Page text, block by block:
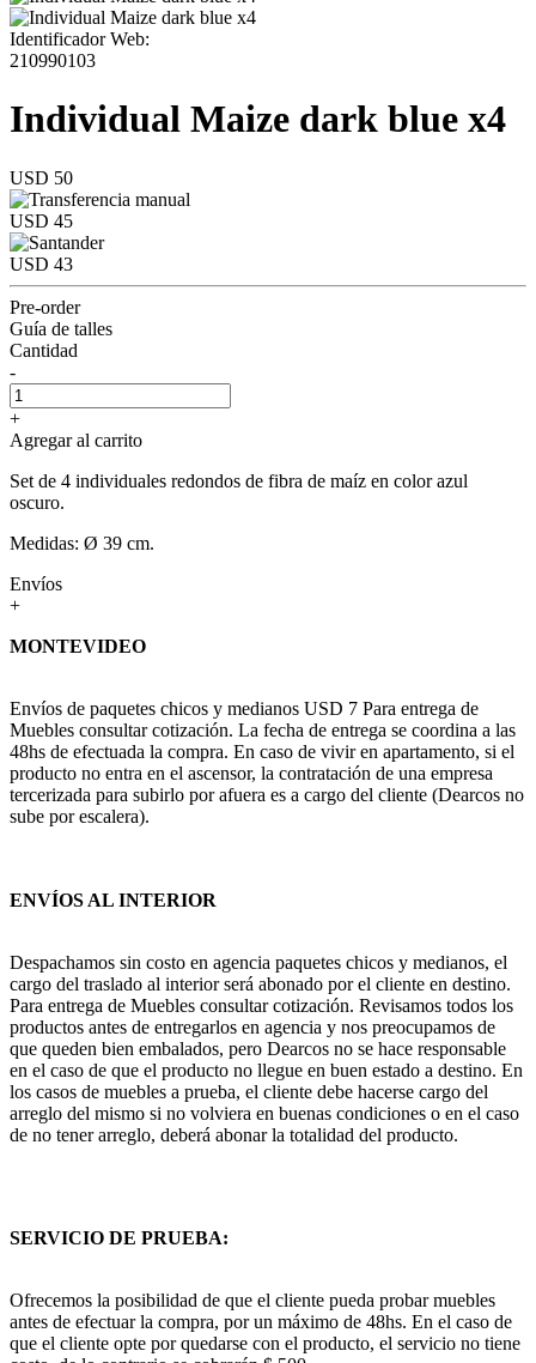
Identificador Web:
210990103
Individual Maize dark blue x4
USD 50
USD 45
USD 43
Pre-order
Guía de talles
Cantidad
-
+
Agregar al carrito
Set de 4 individuales redondos de fibra de maíz en color azul
oscuro.
Medidas: Ø 39 cm.
Envíos
+
MONTEVIDEO
Envíos de paquetes chicos y medianos USD 7 Para entrega de
Muebles consultar cotización. La fecha de entrega se coordina a las
48hs de efectuada la compra. En caso de vivir en apartamento, si el
producto no entra en el ascensor, la contratación de una empresa
tercerizada para subirlo por afuera es a cargo del cliente (Dearcos no
sube por escalera).
ENVÍOS AL INTERIOR
Despachamos sin costo en agencia paquetes chicos y medianos, el
cargo del traslado al interior será abonado por el cliente en destino.
Para entrega de Muebles consultar cotización. Revisamos todos los
productos antes de entregarlos en agencia y nos preocupamos de
que queden bien embalados, pero Dearcos no se hace responsable
en el caso de que el producto no llegue en buen estado a destino. En
los casos de muebles a prueba, el cliente debe hacerse cargo del
arreglo del mismo si no volviera en buenas condiciones o en el caso
de no tener arreglo, deberá abonar la totalidad del producto.
SERVICIO DE PRUEBA:
Ofrecemos la posibilidad de que el cliente pueda probar muebles
antes de efectuar la compra, por un máximo de 48hs. En el caso de
que el cliente opte por quedarse con el producto, el servicio no tiene